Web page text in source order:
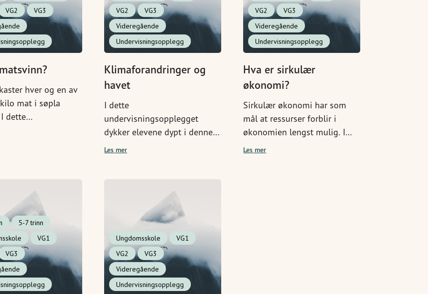
VG2
VG3
hver og en av
mat i søpla
dette
VG2
VG3
Videregående
Undervisningsopplegg
Klimaforandringer og
havet
I dette
undervisningsopplegget
dykker elevene dypt i denne
tematikken: Hvordan påvirker
Les mer
VG2
VG3
Videregående
Undervisningsopplegg
Hva er sirkulær
økonomi?
Sirkulær økonomi har som
mål at ressurser forblir i
økonomien lengst mulig. I
dette undervisningsopplegget
Les mer
5-7 trinn
VG1
VG3
Ungdomsskole
VG1
VG2
VG3
Videregående
Undervisningsopplegg